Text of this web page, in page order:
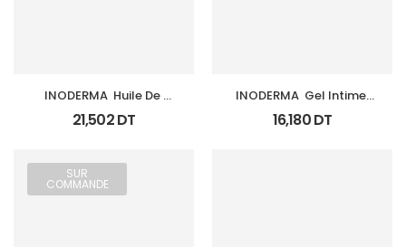
INODERMA  Huile De
Massage Minceur 150Ml
21,502DT
INODERMA  Gel Intime
Ph Physiologique Fl
250Ml
16,180DT
SUR
COMMANDE